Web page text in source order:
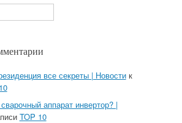
все секреты | Новостик
аппарат инвертор? |
TOP 10